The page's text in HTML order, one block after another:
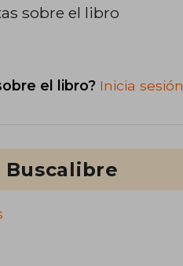
sobre el libro
el libro? Inicia sesión